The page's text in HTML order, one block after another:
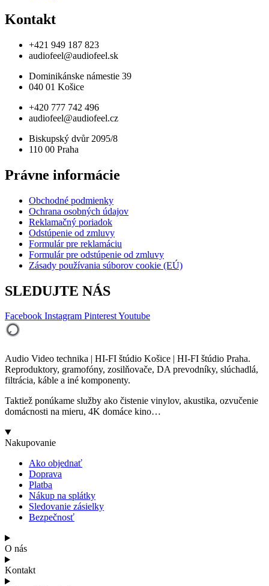
Kontakt
+421 949 187 823
audiofeel@audiofeel.sk
Dominikánske námestie 39
040 01 Košice
+420 777 742 496
audiofeel@audiofeel.cz
Biskupský dvůr 2095/8
110 00 Praha
Právne informácie
Obchodné podmienky
Ochrana osobných údajov
Reklamačný poriadok
Odstúpenie od zmluvy
Formulár pre reklamáciu
Formulár pre odstúpenie od zmluvy
Zásady používania súborov cookie (EÚ)
SLEDUJTE NÁS
Facebook Instagram PinterestYoutube
Audio Video technika | HI-FI štúdio Košice | HI-FI štúdio Praha.
Reproduktory, gramofóny, zosilňovače, DA prevodníky, slúchadlá,
filtrácia, káble a iné komponenty.
Taktiež ponúkame služby ako čistenie vinylov, akustika, ozvučenie
domácnosti na mieru, 4K domáce kino…
Nakupovanie
Ako objednať
Doprava
Platba
Nákup na splátky
Sledovanie zásielky
Bezpečnosť
O nás
Kontakt